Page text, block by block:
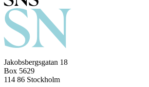
Jakobsbergsgatan 18
Box 5629
114 86 Stockholm